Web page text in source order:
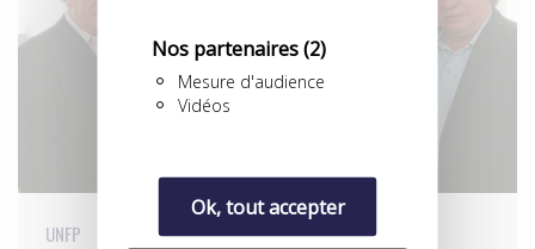
Nos partenaires(2)
Mesure d'audience
Vidéos
Ok, tout accepter
UNFP